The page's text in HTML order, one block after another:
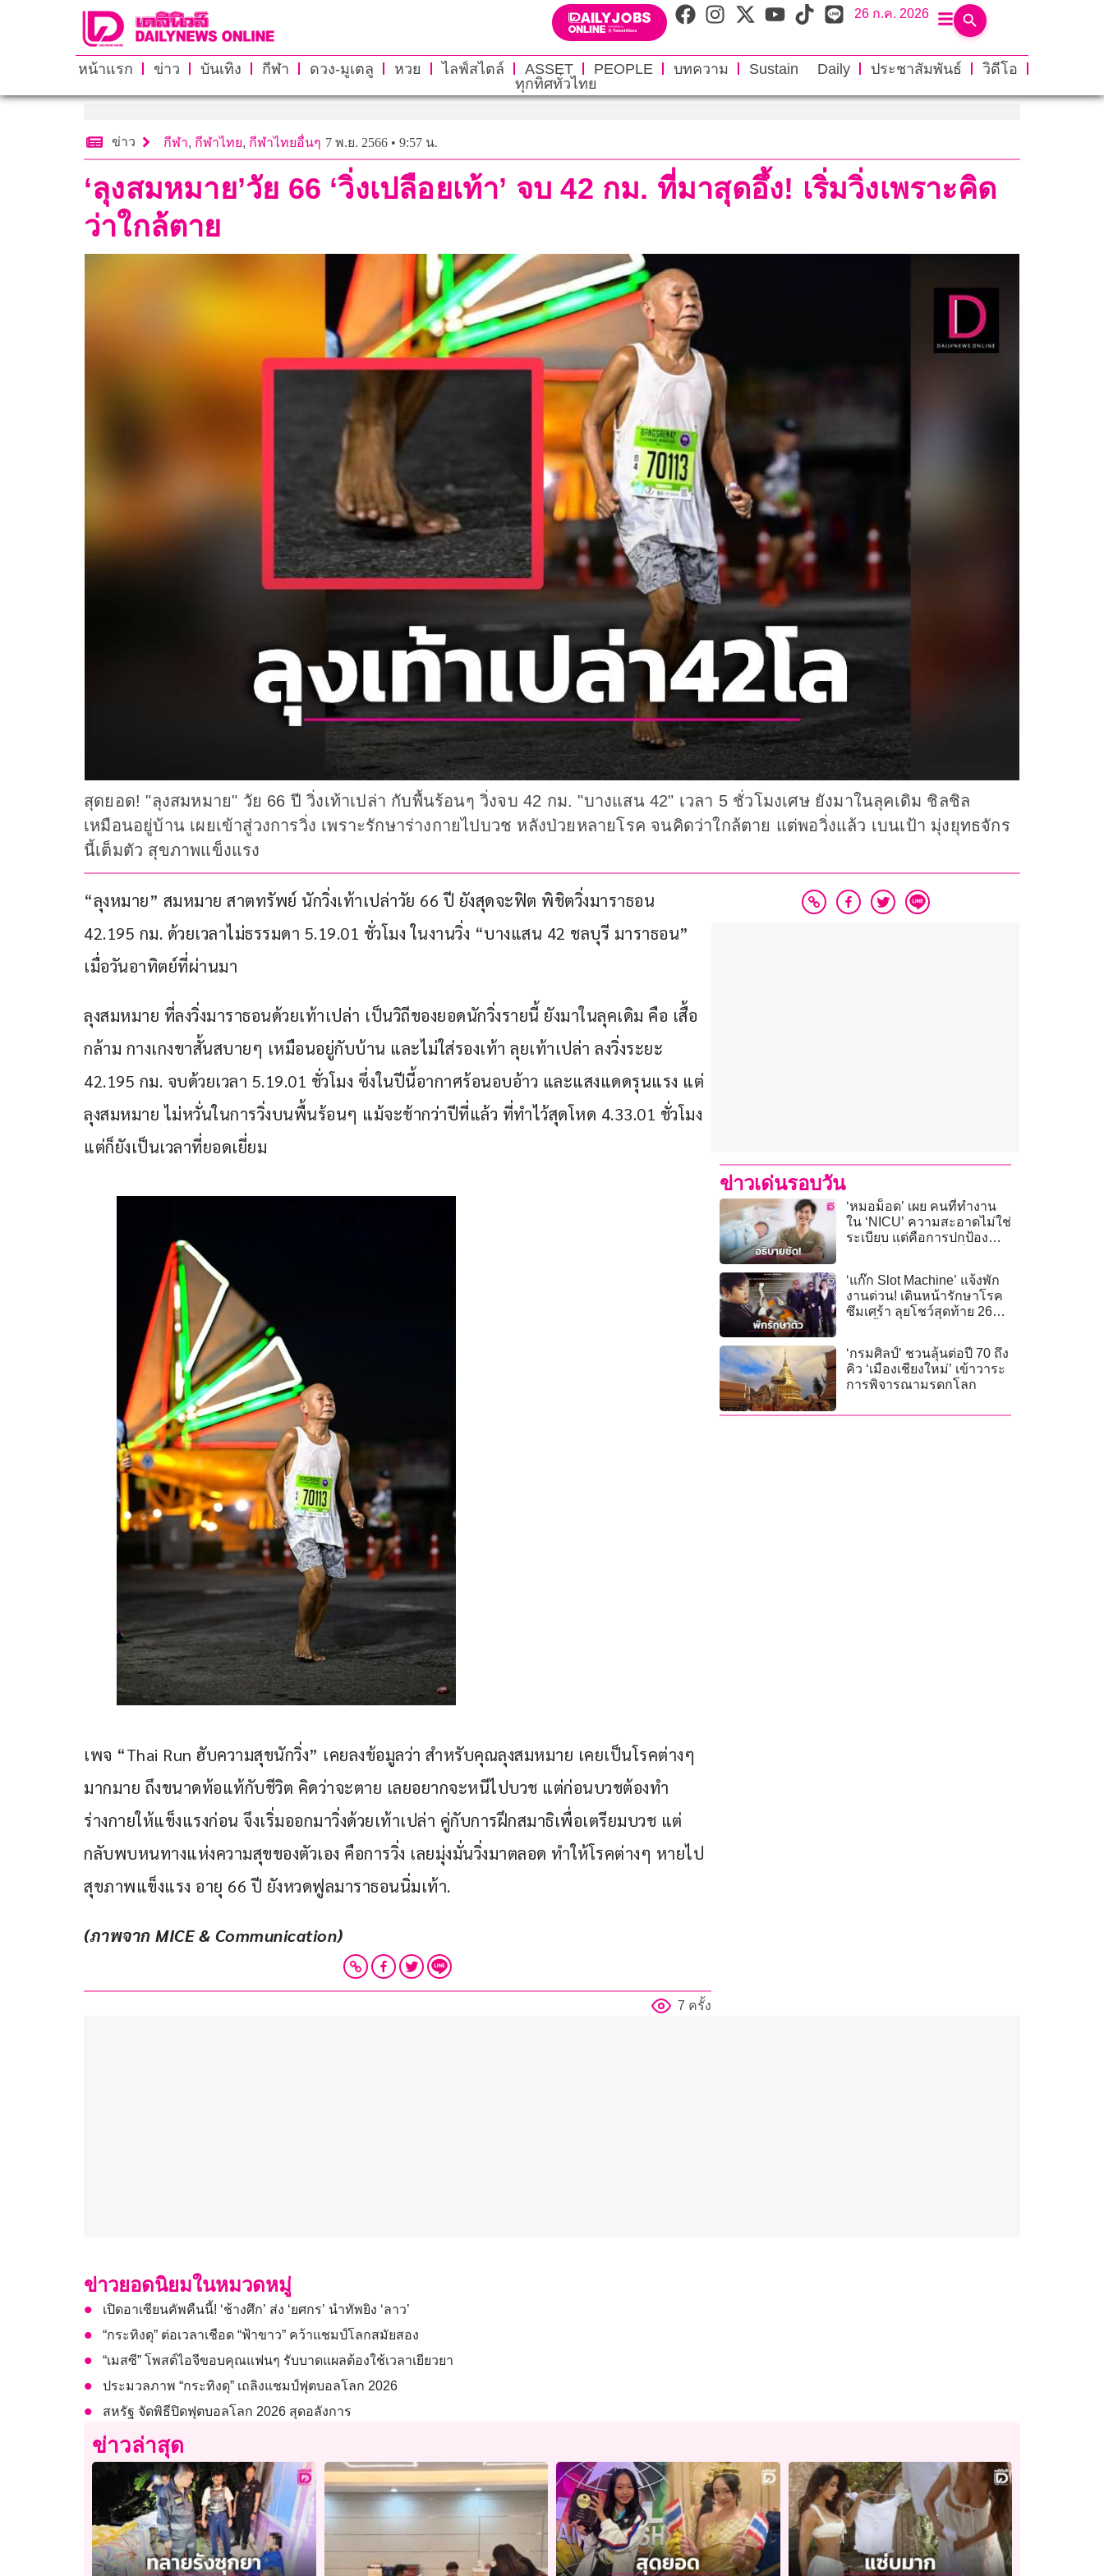
26 ก.ค. 2026
หน้าแรก ข่าว บันเทิง กีฬา ดวง-มูเตลู หวย ไลฟ์สไตล์ ASSET PEOPLE บทความ Sustain Daily ประชาสัมพันธ์
วิดีโอ
ทุกทิศทั่วไทย
ข่าว กีฬา, กีฬาไทย, กีฬาไทยอื่นๆ 7 พ.ย. 2566 • 9:57 น.
‘ลุงสมหมาย’วัย 66 ‘วิ่งเปลือยเท้า’ จบ 42 กม. ที่มาสุดอึ้ง! เริ่มวิ่งเพราะคิด
ว่าใกล้ตาย
สุดยอด! "ลุงสมหมาย" วัย 66 ปี วิ่งเท้าเปล่า กับพื้นร้อนๆ วิ่งจบ 42 กม. "บางแสน 42" เวลา 5 ชั่วโมงเศษ ยังมาในลุคเดิม ชิลชิล
เหมือนอยู่บ้าน เผยเข้าสู่วงการวิ่ง เพราะรักษาร่างกายไปบวช หลังป่วยหลายโรค จนคิดว่าใกล้ตาย แต่พอวิ่งแล้ว เบนเป้า มุ่งยุทธจักร
นี้เต็มตัว สุขภาพแข็งแรง
“ลุงหมาย” สมหมาย สาตทรัพย์ นักวิ่งเท้าเปล่าวัย 66 ปี ยังสุดจะฟิต พิชิตวิ่งมาราธอน
42.195 กม. ด้วยเวลาไม่ธรรมดา 5.19.01 ชั่วโมง ในงานวิ่ง “บางแสน 42 ชลบุรี มาราธอน”
เมื่อวันอาทิตย์ที่ผ่านมา
ลุงสมหมาย ที่ลงวิ่งมาราธอนด้วยเท้าเปล่า เป็นวิถีของยอดนักวิ่งรายนี้ ยังมาในลุคเดิม คือ เสื้อ
กล้าม กางเกงขาสั้นสบายๆ เหมือนอยู่กับบ้าน และไม่ใส่รองเท้า ลุยเท้าเปล่า ลงวิ่งระยะ
42.195 กม. จบด้วยเวลา 5.19.01 ชั่วโมง ซึ่งในปีนี้อากาศร้อนอบอ้าว และแสงแดดรุนแรง แต่
ลุงสมหมาย ไม่หวั่นในการวิ่งบนพื้นร้อนๆ แม้จะช้ากว่าปีที่แล้ว ที่ทำไว้สุดโหด 4.33.01 ชั่วโมง
แต่ก็ยังเป็นเวลาที่ยอดเยี่ยม
เพจ “Thai Run ฮับความสุขนักวิ่ง” เคยลงข้อมูลว่า สำหรับคุณลุงสมหมาย เคยเป็นโรคต่างๆ
มากมาย ถึงขนาดท้อแท้กับชีวิต คิดว่าจะตาย เลยอยากจะหนีไปบวช แต่ก่อนบวชต้องทำ
ร่างกายให้แข็งแรงก่อน จึงเริ่มออกมาวิ่งด้วยเท้าเปล่า คู่กับการฝึกสมาธิเพื่อเตรียมบวช แต่
กลับพบหนทางแห่งความสุขของตัวเอง คือการวิ่ง เลยมุ่งมั่นวิ่งมาตลอด ทำให้โรคต่างๆ หายไป
สุขภาพแข็งแรง อายุ 66 ปี ยังหวดฟูลมาราธอนนิ่มเท้า.
(ภาพจาก MICE & Communication)
7 ครั้ง
ข่าวเด่นรอบวัน
‘หมอม็อด’ เผย คนที่ทำงาน
ใน ‘NICU’ ความสะอาดไม่ใช่
ระเบียบ แต่คือการปกป้อง
‘แก๊ก Slot Machine’ แจ้งพัก
งานด่วน! เดินหน้ารักษาโรค
ซึมเศร้า ลุยโชว์สุดท้าย 26
‘กรมศิลป์’ ชวนลุ้นต่อปี 70 ถึง
คิว ‘เมืองเชียงใหม่’ เข้าวาระ
การพิจารณามรดกโลก
ข่าวยอดนิยมในหมวดหมู่
เปิดอาเซียนคัพคืนนี้! ‘ช้างศึก’ ส่ง ‘ยศกร’ นำทัพยิง ‘ลาว’
“กระทิงดุ” ต่อเวลาเชือด “ฟ้าขาว” คว้าแชมป์โลกสมัยสอง
“เมสซี” โพสต์ไอจีขอบคุณแฟนๆ รับบาดแผลต้องใช้เวลาเยียวยา
ประมวลภาพ “กระทิงดุ” เถลิงแชมป์ฟุตบอลโลก 2026
สหรัฐ จัดพิธีปิดฟุตบอลโลก 2026 สุดอลังการ
ข่าวล่าสุด